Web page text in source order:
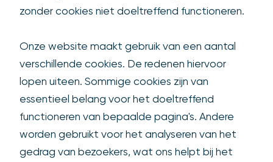
zonder cookies niet doeltreffend functioneren.
Onze website maakt gebruik van een aantal
verschillende cookies. De redenen hiervoor
lopen uiteen. Sommige cookies zijn van
essentieel belang voor het doeltreffend
functioneren van bepaalde pagina's. Andere
worden gebruikt voor het analyseren van het
gedrag van bezoekers, wat ons helpt bij het